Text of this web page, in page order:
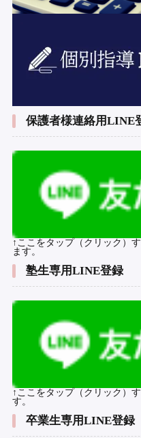
保護者様連絡用LINE
↑ここをタップ（クリック）
ます。
塾生専用LINE登録
↑ここをタップ（クリック）
す。
卒業生専用LINE登録